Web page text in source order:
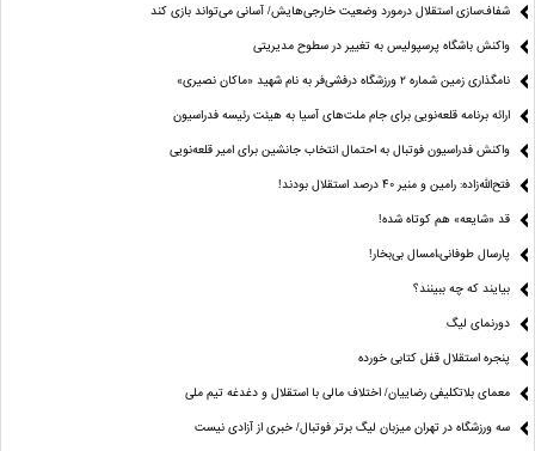
شفاف‌سازی استقلال درمورد وضعیت خارجی‌هایش/ آسانی می‌تواند بازی کند
واکنش باشگاه پرسپولیس به تغییر در سطوح مدیریتی
نامگذاری زمین شماره ۲ ورزشگاه درفشی‌فر به نام شهید «ماکان نصیری»
ارائه برنامه‌ قلعه‌نویی برای جام ملت‌های آسیا به هیئت رئیسه فدراسیون
واکنش فدراسیون فوتبال به احتمال انتخاب جانشین برای امیر قلعه‌نویی
فتح‌الله‌زاده: رامین و منیر 40 درصد استقلال بودند!
قد «شایعه» هم کوتاه شده!
پارسال طوفانی،امسال بی‌بخار!
بیایند که چه ببینند؟
دورنمای لیگ
پنجره‌ استقلال قفل کتابی خورده
معمای بلاتکلیفی رضاییان/ اختلاف مالی با استقلال و دغدغه تیم ملی
سه ورزشگاه در تهران میزبان لیگ برتر فوتبال/ خبری از آزادی نیست